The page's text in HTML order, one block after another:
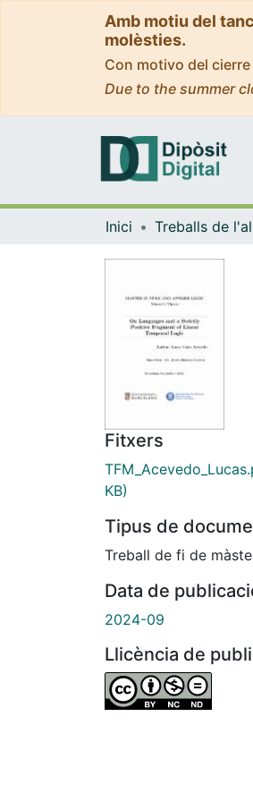
Amb motiu del
molèsties.
Con motivo del
Due to the summer
Inici Treballs de
Fitxers
KB)
Tipus de
Treball de fi de
Data de
2024-09
Llicència de